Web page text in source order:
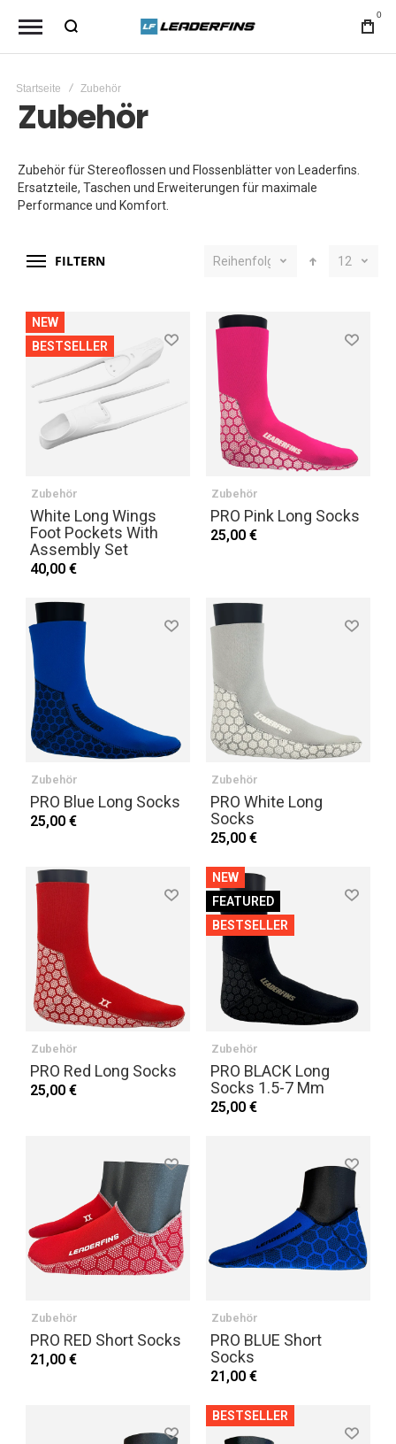
0
Startseite Zubehör
Zubehör
Zubehör für Stereoflossen und Flossenblätter von Leaderfins.
Ersatzteile, Taschen und Erweiterungen für maximale
Performance und Komfort.
FILTERN Reihenfolge 12
NEW
BESTSELLER
Zubehör
White Long Wings
Foot Pockets With
Assembly Set
40,00 €
Zubehör
PRO Pink Long Socks
25,00 €
Zubehör
PRO Blue Long Socks
25,00 €
Zubehör
PRO White Long
Socks
25,00 €
Zubehör
PRO Red Long Socks
25,00 €
NEW
FEATURED
BESTSELLER
Zubehör
PRO BLACK Long
Socks 1.5-7 Mm
25,00 €
Zubehör
PRO RED Short Socks
21,00 €
Zubehör
PRO BLUE Short
Socks
21,00 €
BESTSELLER